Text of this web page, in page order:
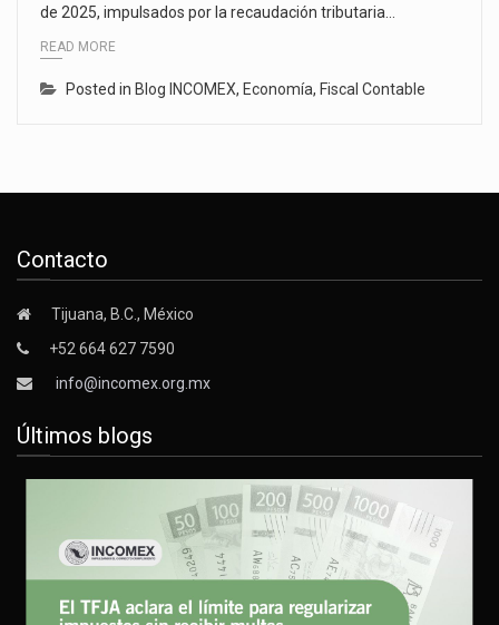
de 2025, impulsados por la recaudación tributaria…
READ MORE
Posted in Blog INCOMEX, Economía, Fiscal Contable
Contacto
Tijuana, B.C., México
+52 664 627 7590
info@incomex.org.mx
Últimos blogs